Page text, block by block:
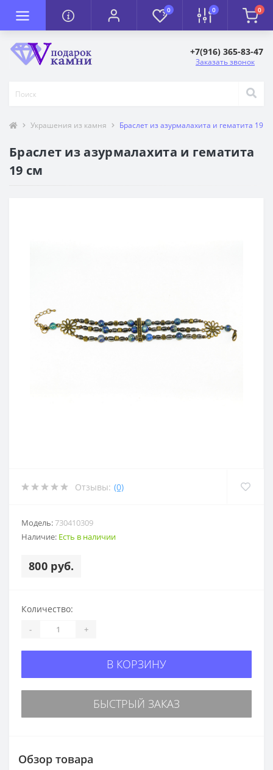
0 0 0
+7(916) 365-83-47
Заказать звонок
Украшения из камня Браслет из азурмалахита и гематита 19
Браслет из азурмалахита и гематита
19 см
Отзывы: (0)
Модель:730410309
Наличие: Есть в наличии
800 руб.
Количество:
- +
В КОРЗИНУ
БЫСТРЫЙ ЗАКАЗ
Обзор товара